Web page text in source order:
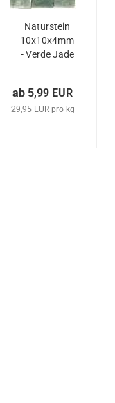
Naturstein
10x10x4mm
- Verde Jade
ab 5,99 EUR
29,95 EUR pro kg